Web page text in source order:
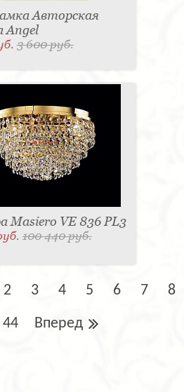
Авторская
Angel
3 600 руб.
Masiero VE 836 PL3
100 440 руб.
2 3 4 5 6 7 8
44 Вперед